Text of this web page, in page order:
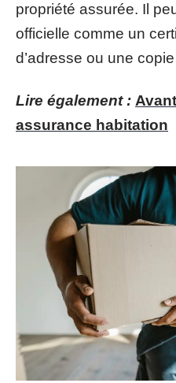
propriété assurée. Il
officielle comme un
d’adresse ou une
Lire également :
assurance habitation